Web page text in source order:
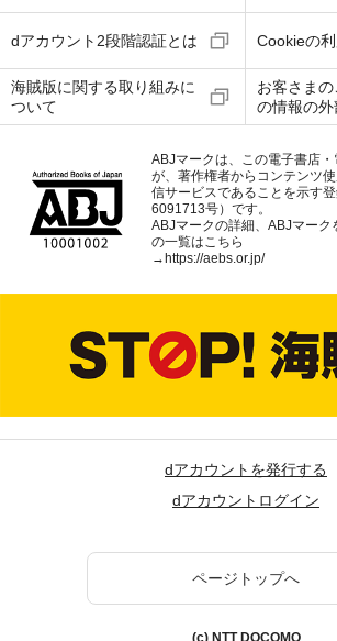
dアカウント2段階認証とは Cookieの
海賊版に関する取り組みに
ついて
お客さま
の情報の
ABJマークは、この電子書店
が、著作権者からコンテンツ
信サービスであることを示す
6091713号）です。
ABJマークの詳細、ABJマーク
の一覧はこちら
→ https://aebs.or.jp/
dアカウントを発行する
dアカウントログイン
ページトップへ